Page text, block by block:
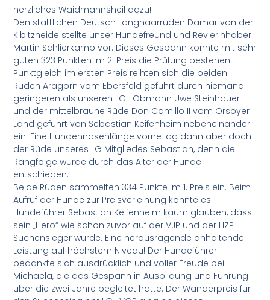
herzliches Waidmannsheil dazu!
Den stattlichen Deutsch Langhaarrüden Damar von der
Kibitzheide stellte unser Hundefreund und Revierinhaber
Martin Schlierkamp vor. Dieses Gespann konnte mit sehr
guten 323 Punkten im 2. Preis die Prüfung bestehen.
Punktgleich im ersten Preis reihten sich die beiden
Rüden Aragorn vom Ebersfeld geführt durch niemand
geringeren als unseren LG- Obmann Uwe Steinhauer
und der mittelbraune Rüde Don Camillo II vom Orsoyer
Land geführt von Sebastian Keifenheim nebeneinander
ein. Eine Hundennasenlänge vorne lag dann aber doch
der Rüde unseres LG Mitgliedes Sebastian, denn die
Rangfolge wurde durch das Alter der Hunde
entschieden.
Beide Rüden sammelten 334 Punkte im 1. Preis ein. Beim
Aufruf der Hunde zur Preisverleihung konnte es
Hundeführer Sebastian Keifenheim kaum glauben, dass
sein „Hero“ wie schon zuvor auf der VJP und der HZP
Suchensieger wurde. Eine herausragende anhaltende
Leistung auf höchstem Niveau! Der Hundeführer
bedankte sich ausdrücklich und voller Freude bei
Michaela, die das Gespann in Ausbildung und Führung
über die zwei Jahre begleitet hatte. Der Wanderpreis für